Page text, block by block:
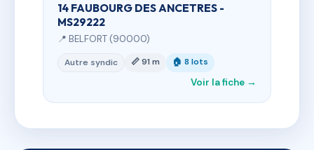
14 FAUBOURG DES ANCETRES -
MS29222
📍 BELFORT (90000)
Autre syndic 📏 91 m 🏠 8 lots
Voir la fiche →